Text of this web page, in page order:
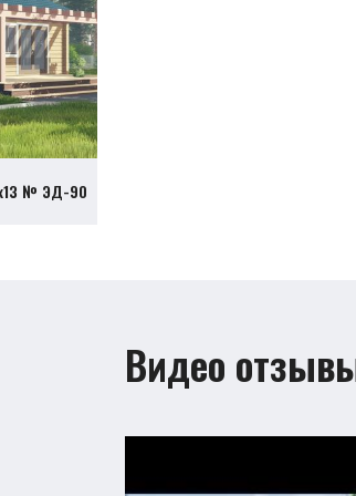
№ ЭД-90
Видео